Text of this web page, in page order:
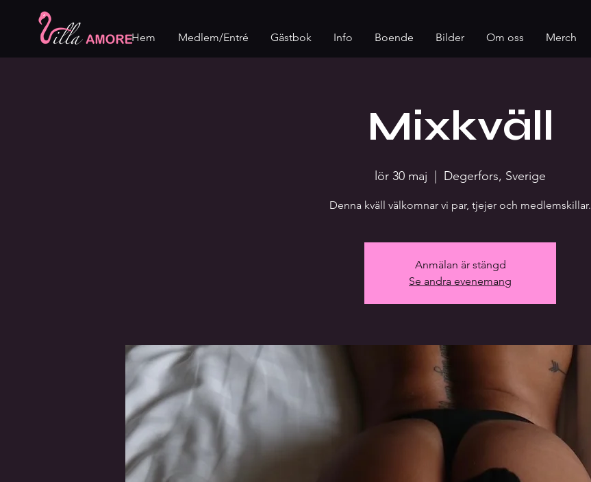
Hem Medlem/Entré Gästbok Info Boende Bilder Om oss Merch
Mixkväll
lör 30 maj Degerfors, Sverige
Denna kväll välkomnar vi par, tjejer och medlemskillar.
Anmälan är stängd
Se andra evenemang